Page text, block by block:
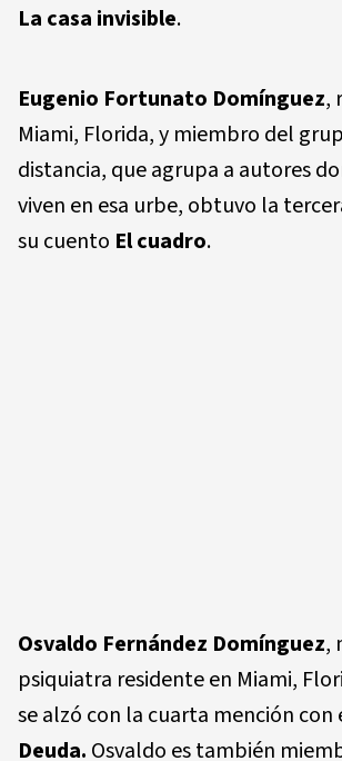
La casa invisible.
Eugenio Fortunato Domínguez,
Miami, Florida, y miembro del
distancia, que agrupa a autores
viven en esa urbe, obtuvo la
su cuento El cuadro.
Osvaldo Fernández Domínguez,
psiquiatra residente en Miami,
se alzó con la cuarta mención con
Deuda. Osvaldo es también